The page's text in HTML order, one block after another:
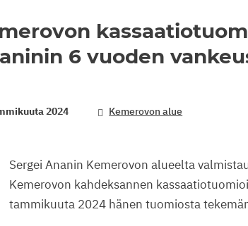
6 vuoden
2024 Kemerovon alue
Sergei Ananin Kemerovon alueelta
Kemerovon kahdeksannen
tammikuuta 2024 hänen tuomiosta